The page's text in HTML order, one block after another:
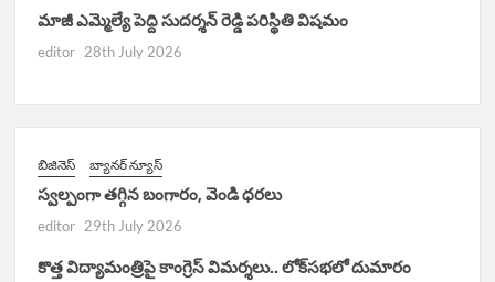
మాజీ ఎమ్మెల్యే పెద్ది సుదర్శన్ రెడ్డి పరిస్థితి విషమం
editor 28th July 2026
బిజినెస్ బ్యానర్ న్యూస్
స్వల్పంగా తగ్గిన బంగారం, వెండి ధరలు
editor 29th July 2026
కొత్త విద్యామంత్రిపై కాంగ్రెస్ విమర్శలు.. లోక్‌సభలో దుమారం